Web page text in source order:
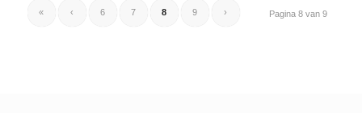
Pagina 8 van 9
« ‹ 6 7 8 9 ›